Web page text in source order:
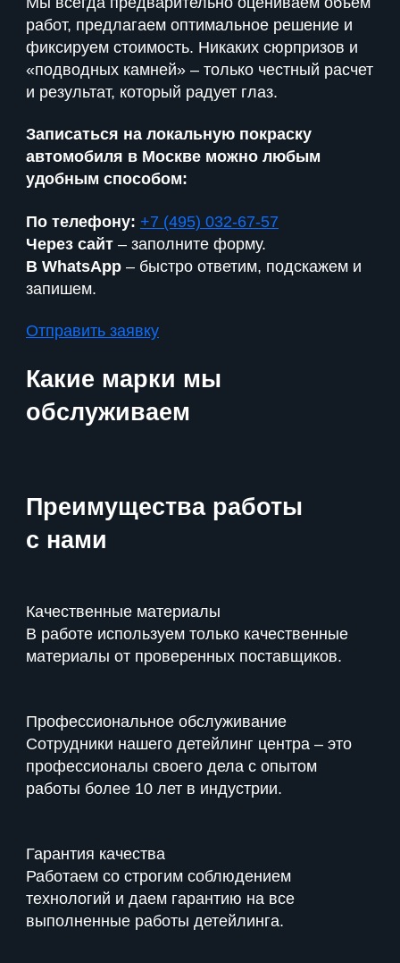
работ, предлагаем оптимальное решение и
фиксируем стоимость. Никаких сюрпризов и
«подводных камней» – только честный расчет
и результат, который радует глаз.
Записаться на локальную покраску
автомобиля в Москве можно любым
удобным способом:
По телефону: +7 (495) 032-67-57
Через сайт – заполните форму.
В WhatsApp – быстро ответим, подскажем и
запишем.
Отправить заявку
Какие марки мы
обслуживаем
Преимущества работы
с нами
Качественные материалы
В работе используем только качественные
материалы от проверенных поставщиков.
Профессиональное обслуживание
Сотрудники нашего детейлинг центра – это
профессионалы своего дела с опытом
работы более 10 лет в индустрии.
Гарантия качества
Работаем со строгим соблюдением
технологий и даем гарантию на все
выполненные работы детейлинга.